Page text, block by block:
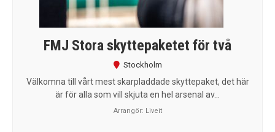
FMJ Stora skyttepaketet för två
Stockholm
Välkomna till vårt mest skarpladdade skyttepaket, det här
är för alla som vill skjuta en hel arsenal av...
Arrangör: Liveit